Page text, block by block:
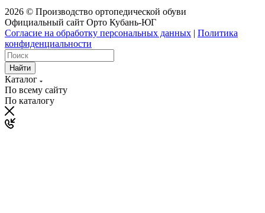
2026 © Производство ортопедической обуви
Официальный сайт Орто Кубань-ЮГ
Согласие на обработку персональных данных | Политика
конфиденциальности
Найти
Каталог
По всему сайту
По каталогу